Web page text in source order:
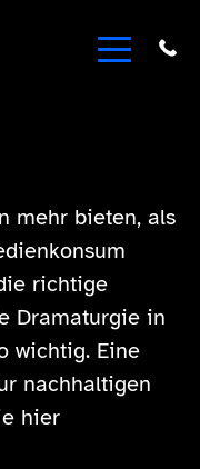
mehr bieten, als
richtige
Dramaturgie in
wichtig. Eine
nachhaltigen
hier